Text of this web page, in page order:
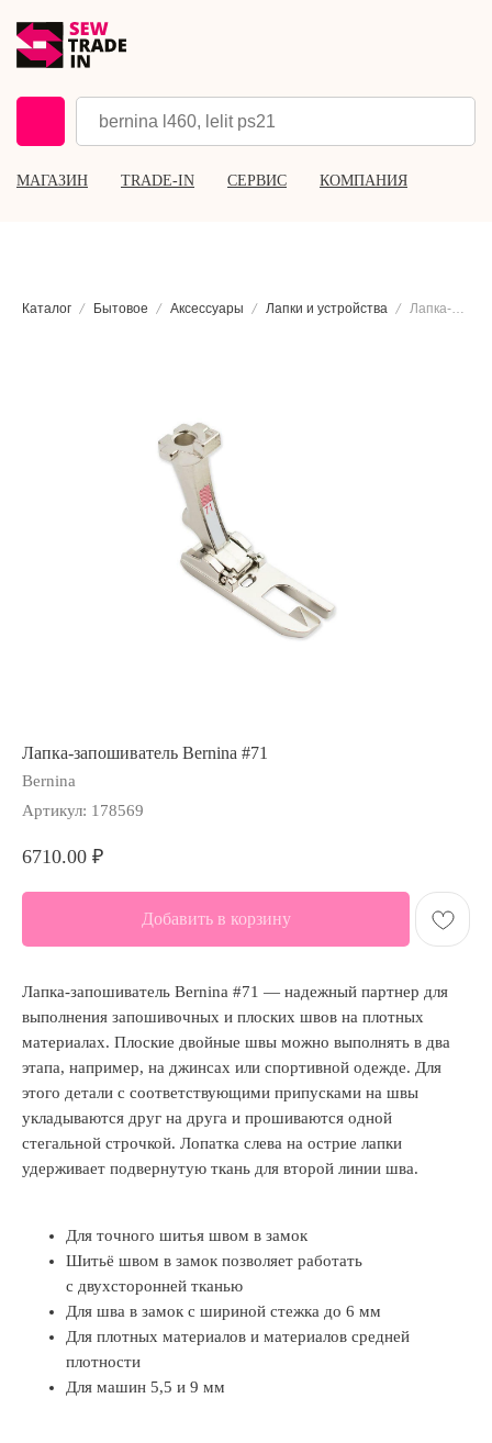
МАГАЗИН TRADE-IN СЕРВИС КОМПАНИЯ
Каталог Бытовое Аксессуары Лапки и устройства
Лапка-запошиватель Bernina #71
Bernina
Артикул: 178569
6710.00 ₽
Добавить в корзину
Лапка-запошиватель Bernina #71 — надежный партнер для
выполнения запошивочных и плоских швов на плотных
материалах. Плоские двойные швы можно выполнять в два
этапа, например, на джинсах или спортивной одежде. Для
этого детали с соответствующими припусками на швы
укладываются друг на друга и прошиваются одной
стегальной строчкой. Лопатка слева на острие лапки
удерживает подвернутую ткань для второй линии шва.
Для точного шитья швом в замок
Шитьё швом в замок позволяет работать
с двухсторонней тканью
Для шва в замок с шириной стежка до 6 мм
Для плотных материалов и материалов средней
плотности
Для машин 5,5 и 9 мм